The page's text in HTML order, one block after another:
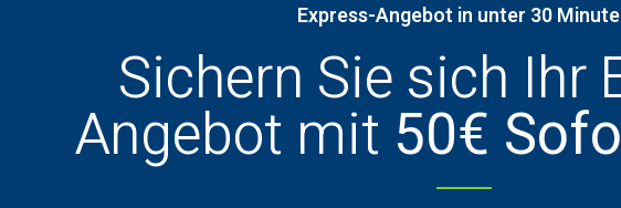
Express-Angebot in unter 30
Sichern Sie sich Ihr
Angebot mit 50€